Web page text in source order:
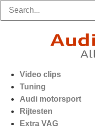
Video clips
Tuning
Audi motorsport
Rijtesten
Extra VAG